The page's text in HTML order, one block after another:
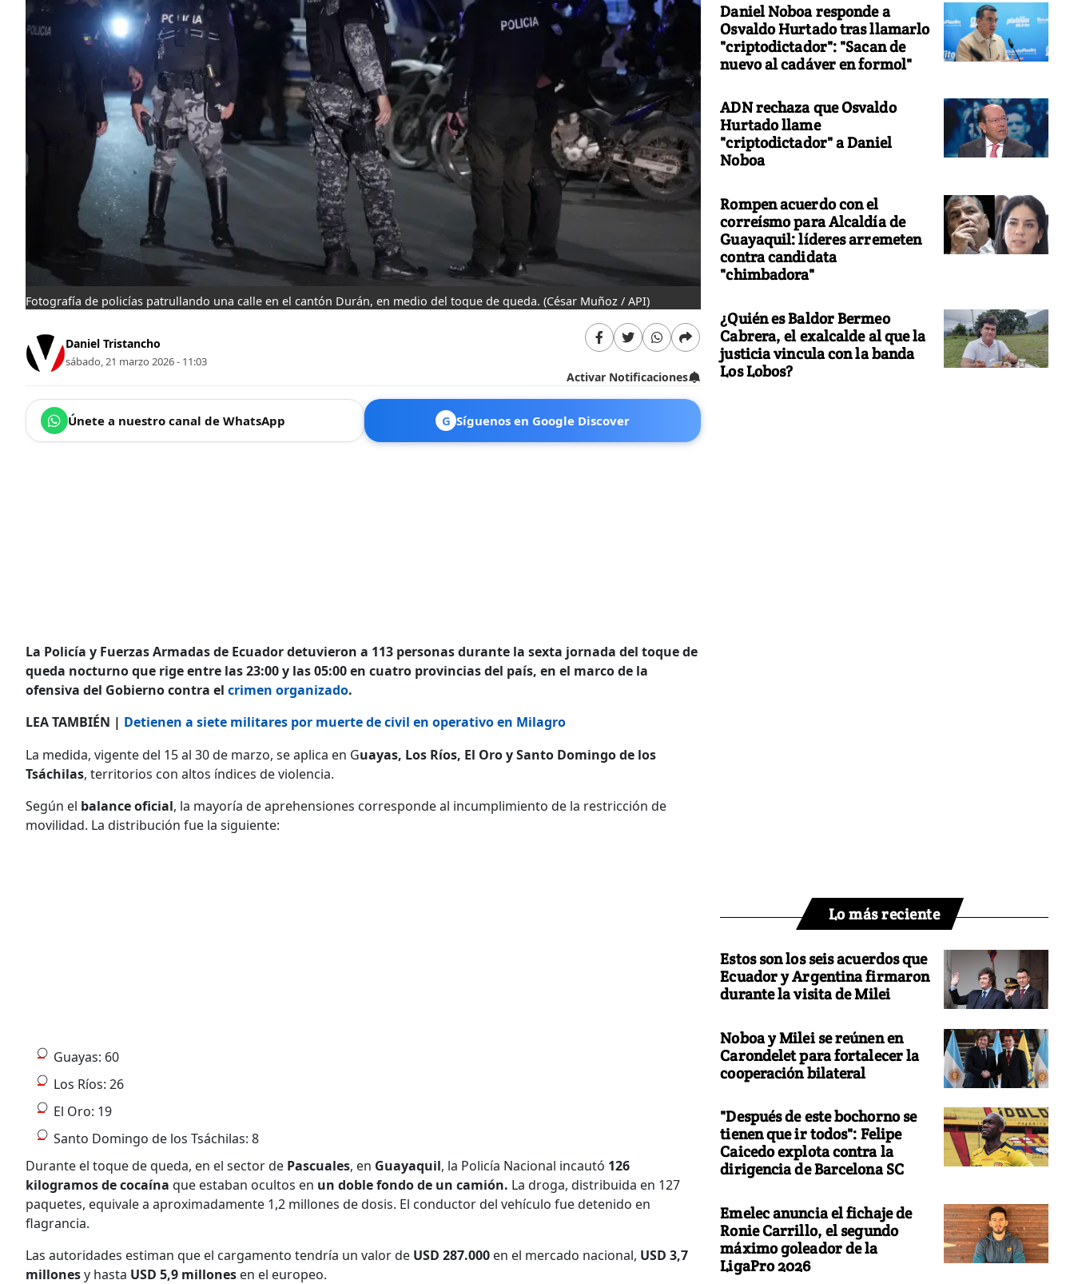
Fotografía de policías patrullando una calle en el cantón Durán, en medio del toque de queda. (César Muñoz / API)
Daniel Tristancho
sábado, 21 marzo 2026 - 11:03
Activar Notificaciones
Únete a nuestro canal de WhatsApp G Síguenos en Google Discover
La Policía y Fuerzas Armadas de Ecuador detuvieron a 113 personas durante la sexta jornada del toque de
queda nocturno que rige entre las 23:00 y las 05:00 en cuatro provincias del país, en el marco de la
ofensiva del Gobierno contra el crimen organizado.
LEA TAMBIÉN | Detienen a siete militares por muerte de civil en operativo en Milagro
La medida, vigente del 15 al 30 de marzo, se aplica en Guayas, Los Ríos, El Oro y Santo Domingo de los
Tsáchilas, territorios con altos índices de violencia.
Según el balance oficial, la mayoría de aprehensiones corresponde al incumplimiento de la restricción de
movilidad. La distribución fue la siguiente:
Guayas: 60
Los Ríos: 26
El Oro: 19
Santo Domingo de los Tsáchilas: 8
Durante el toque de queda, en el sector de Pascuales, en Guayaquil, la Policía Nacional incautó 126
kilogramos de cocaína que estaban ocultos en un doble fondo de un camión. La droga, distribuida en 127
paquetes, equivale a aproximadamente 1,2 millones de dosis. El conductor del vehículo fue detenido en
flagrancia.
Las autoridades estiman que el cargamento tendría un valor de USD 287.000 en el mercado nacional, USD 3,7
millonesy hasta USD 5,9 millones en el europeo.
Daniel Noboa responde a
Osvaldo Hurtado tras llamarlo
"criptodictador": "Sacan de
nuevo al cadáver en formol"
ADN rechaza que Osvaldo
Hurtado llame
"criptodictador" a Daniel
Noboa
Rompen acuerdo con el
correísmo para Alcaldía de
Guayaquil: líderes arremeten
contra candidata
"chimbadora"
¿Quién es Baldor Bermeo
Cabrera, el exalcalde al que la
justicia vincula con la banda
Los Lobos?
Lo más reciente
Estos son los seis acuerdos que
Ecuador y Argentina firmaron
durante la visita de Milei
Noboa y Milei se reúnen en
Carondelet para fortalecer la
cooperación bilateral
"Después de este bochorno se
tienen que ir todos": Felipe
Caicedo explota contra la
dirigencia de Barcelona SC
Emelec anuncia el fichaje de
Ronie Carrillo, el segundo
máximo goleador de la
LigaPro 2026